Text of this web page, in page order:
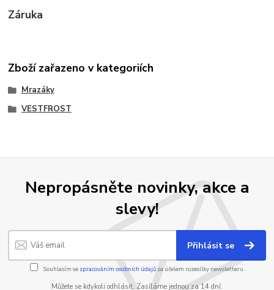
Záruka
Zboží zařazeno v kategoriích
Mrazáky
VESTFROST
Nepropásněte novinky, akce a
slevy!
Přihlásit se
Souhlasím se zpracováním osobních údajůza účelem rozesílky newsletteru.
Můžete se kdykoli odhlásit. Zasíláme jednou za 14 dní.